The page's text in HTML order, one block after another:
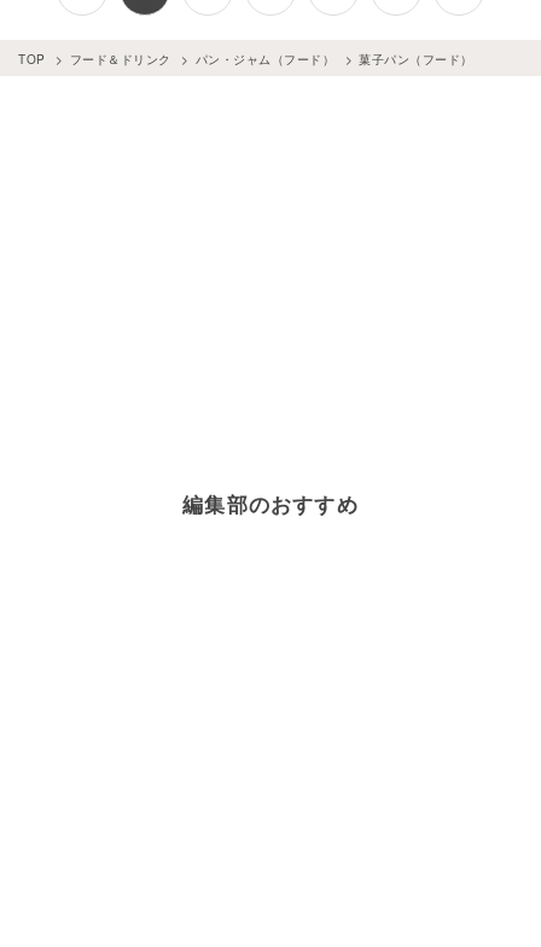
TOP フード＆ドリンク パン・ジャム（フード） 菓子パン（フード）
編集部のおすすめ